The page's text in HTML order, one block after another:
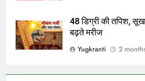
48 डिग्री की तपिश,
बढ़ते मरीज
Yugkranti
2